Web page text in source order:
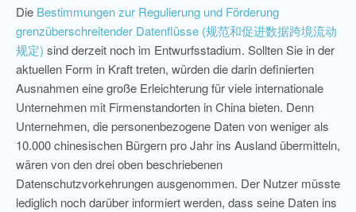
Die Bestimmungen zur Regulierung und Förderung
grenzüberschreitender Datenflüsse (规范和促进数据跨境流动
规定) sind derzeit noch im Entwurfsstadium. Sollten Sie in der
aktuellen Form in Kraft treten, würden die darin definierten
Ausnahmen eine große Erleichterung für viele internationale
Unternehmen mit Firmenstandorten in China bieten. Denn
Unternehmen, die personenbezogene Daten von weniger als
10.000 chinesischen Bürgern pro Jahr ins Ausland übermitteln,
wären von den drei oben beschriebenen
Datenschutzvorkehrungen ausgenommen. Der Nutzer müsste
lediglich noch darüber informiert werden, dass seine Daten ins